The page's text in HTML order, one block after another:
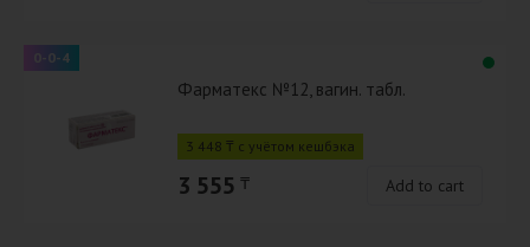
0-0-4
Фарматекс №12, вагин. табл.
3 448 ₸ с учётом кешбэка
3 555 ₸ Add to cart